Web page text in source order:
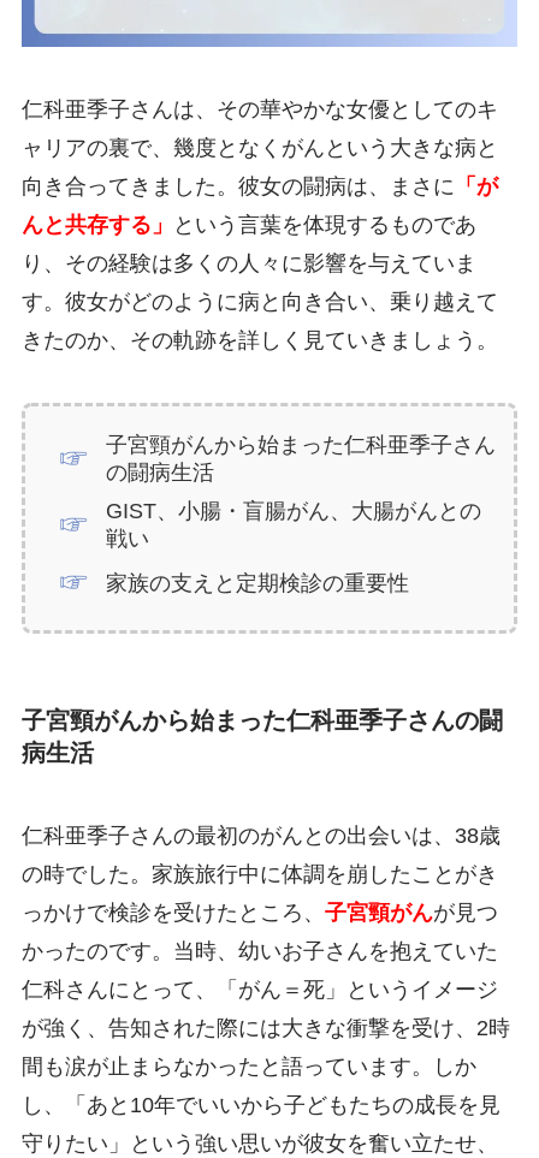
仁科亜季子さんは、その華やかな女優としてのキ
ャリアの裏で、幾度となくがんという大きな病と
向き合ってきました。彼女の闘病は、まさに 「が
んと共存する」
という言葉を体現するものであ
り、その経験は多くの人々に影響を与えていま
す。彼女がどのように病と向き合い、乗り越えて
きたのか、その軌跡を詳しく見ていきましょう。
子宮頸がんから始まった仁科亜季子さん
の闘病生活
GIST、小腸・盲腸がん、大腸がんとの
戦い
家族の支えと定期検診の重要性
子宮頸がんから始まった仁科亜季子さんの闘
病生活
仁科亜季子さんの最初のがんとの出会いは、38歳
の時でした。家族旅行中に体調を崩したことがき
っかけで検診を受けたところ、 子宮頸がんが見つ
かったのです。当時、幼いお子さんを抱えていた
仁科さんにとって、「がん＝死」というイメージ
が強く、告知された際には大きな衝撃を受け、2時
間も涙が止まらなかったと語っています。しか
し、「あと10年でいいから子どもたちの成長を見
守りたい」という強い思いが彼女を奮い立たせ、